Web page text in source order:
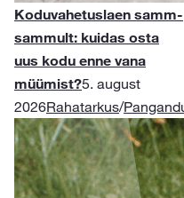
Koduvahetuslaen samm-
sammult: kuidas osta
uus kodu enne vana
müümist?5. august
2026Rahatarkus/